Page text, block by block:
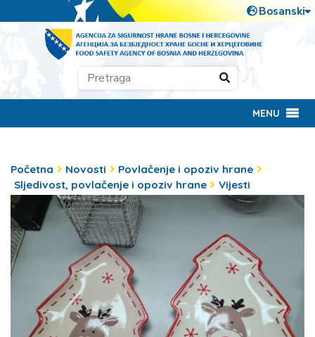
MENU
Početna Novosti
Povlačenje i opoziv hrane
Sljedivost, povlačenje i opoziv hrane
Vijesti